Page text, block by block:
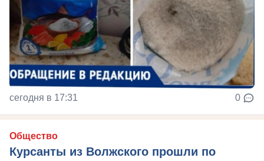
сегодня в 17:31 0
Общество
Курсанты из Волжского прошли по